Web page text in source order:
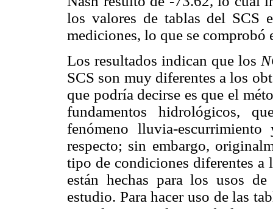
los valores de tablas del SCS
mediciones, lo que se comprobó
Los resultados indican que los
SCS son muy diferentes a los
que podría decirse es que el
fundamentos hidrológicos,
fenómeno lluvia-
respecto; sin embargo,
tipo de condiciones diferentes a
están hechas para los usos
estudio. Para hacer uso de las